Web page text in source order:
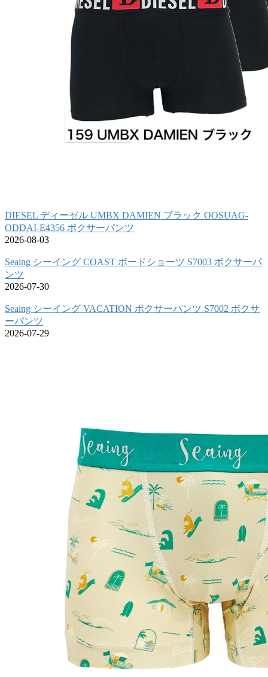
DIESEL ディーゼル UMBX DAMIEN ブラック OOSUAG-
ODDAI-E4356 ボクサーパンツ
2026-08-03
Seaing シーイング COAST ボードショーツ S7003 ボクサーパ
ンツ
2026-07-30
Seaing シーイング VACATION ボクサーパンツ S7002 ボクサ
ーパンツ
2026-07-29